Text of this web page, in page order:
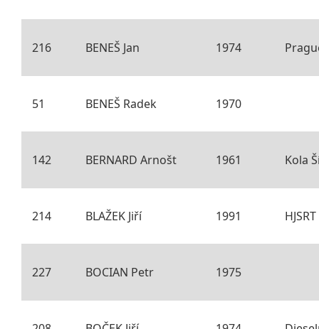
216 BENEŠ Jan 1974
51 BENEŠ Radek 1970
142 BERNARD Arnošt 1961 Kola
214 BLAŽEK Jiří 1991 HJSRT
227 BOCIAN Petr 1975